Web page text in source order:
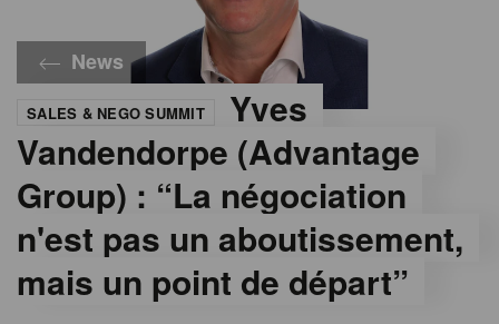
News
SALES & NEGO SUMMIT
Yves
Vandendorpe (Advantage
Group) : “La négociation
n'est pas un aboutissement,
mais un point de départ”
Vandendorpe